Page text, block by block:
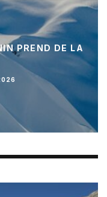
PREND DE LA